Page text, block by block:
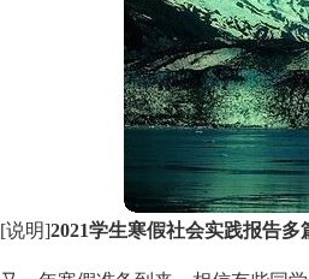
[说明]2021学生寒假社会实践报告多